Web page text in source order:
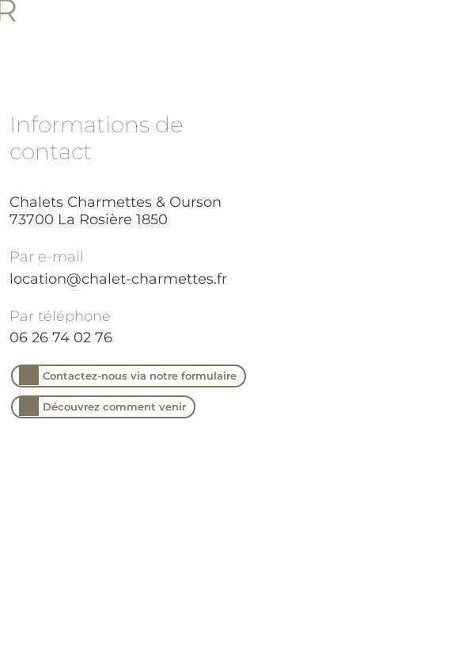
Informations de
contact
Chalets Charmettes & Ourson
73700 La Rosière 1850
Par e-mail
location@chalet-charmettes.fr
Par téléphone
06 26 74 02 76
Contactez-nous via notre formulaire
Découvrez comment venir